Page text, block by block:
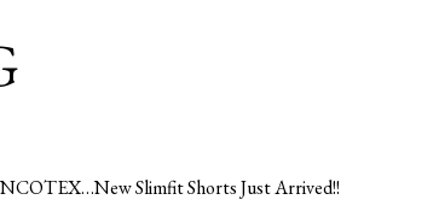
Slimfit Shorts Just Arrived!!